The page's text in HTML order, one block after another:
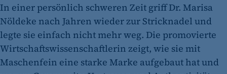
In einer persönlich schweren Zeit griff Dr. Marisa
Nöldeke nach Jahren wieder zur Stricknadel und
legte sie einfach nicht mehr weg. Die promovierte
Wirtschaftswissenschaftlerin zeigt, wie sie mit
Maschenfein eine starke Marke aufgebaut hat und